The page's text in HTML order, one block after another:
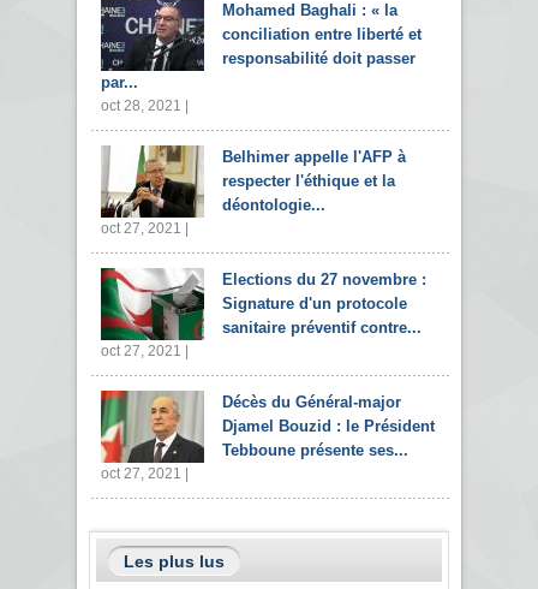
Mohamed Baghali : « la
conciliation entre liberté et
responsabilité doit passer
par...
oct 28, 2021 |
Belhimer appelle l'AFP à
respecter l'éthique et la
déontologie...
oct 27, 2021 |
Elections du 27 novembre :
Signature d'un protocole
sanitaire préventif contre...
oct 27, 2021 |
Décès du Général-major
Djamel Bouzid : le Président
Tebboune présente ses...
oct 27, 2021 |
Les plus lus